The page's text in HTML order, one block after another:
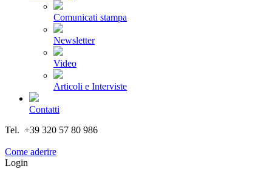
Comunicati stampa
Newsletter
Video
Articoli e Interviste
Contatti
Tel. +39 320 57 80 986
Come aderire
Login